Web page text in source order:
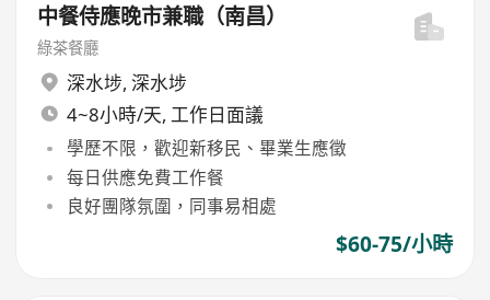
中餐侍應晚市兼職（南昌）
綠茶餐廳
深水埗, 深水埗
4~8小時/天, 工作日面議
學歷不限，歡迎新移民、畢業生應徵
每日供應免費工作餐
良好團隊氛圍，同事易相處
$60-75/小時